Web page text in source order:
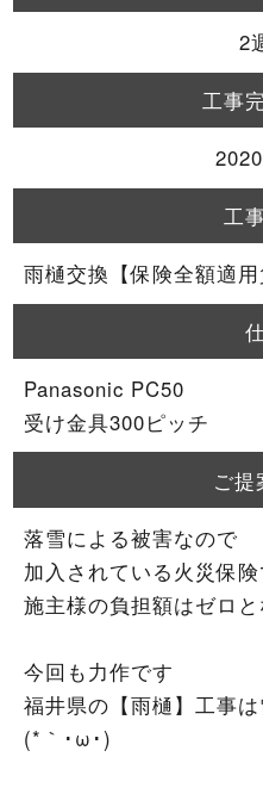
2
工事
工
雨樋交換【保険全額適用
Panasonic PC50
受け金具300ピッチ
ご提
落雪による被害なので
加入されている火災保
施主様の負担額はゼロ
今回も力作です
福井県の【雨樋】工事
(*｀･ω･)ゞ